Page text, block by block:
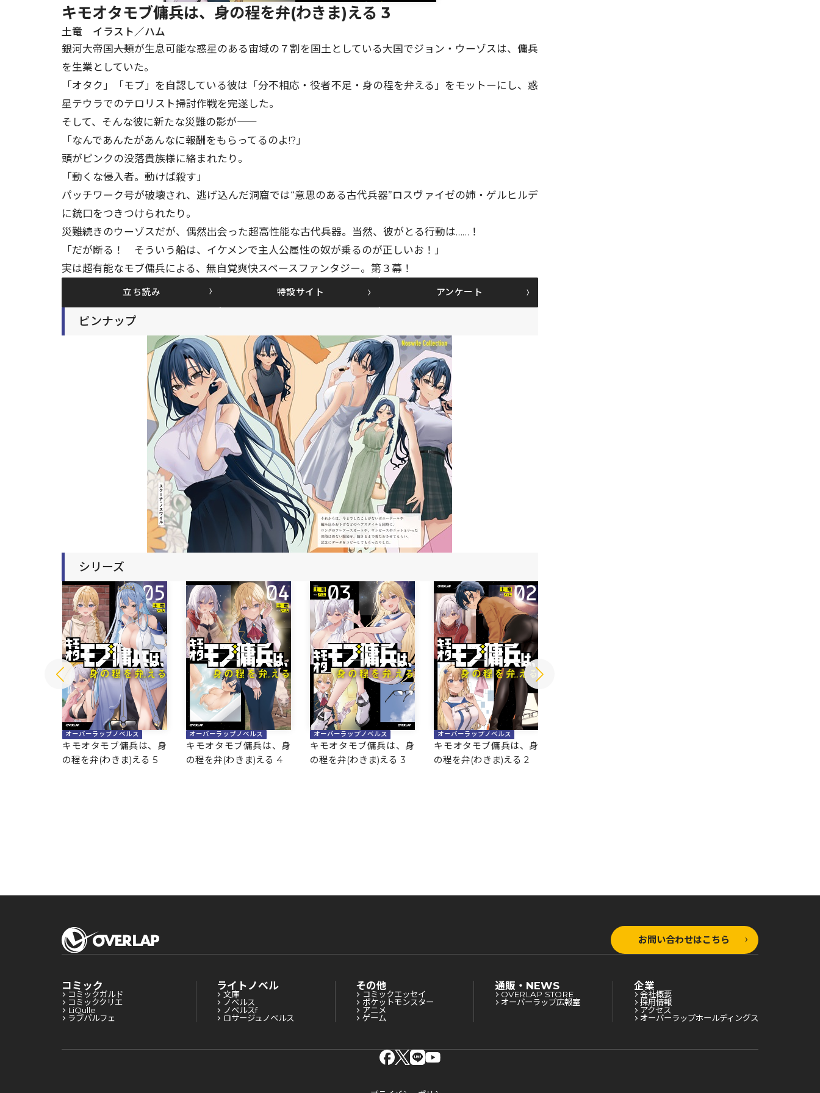
キモオタモブ傭兵は、身の程を弁(わきま)える 3
土竜 イラスト／ハム
銀河大帝国――人類が生息可能な惑星のある宙域の７割を国土としている大国でジョン・ウーゾスは、傭兵
を生業としていた。
「オタク」「モブ」を自認している彼は「分不相応・役者不足・身の程を弁える」をモットーにし、惑
星テウラでのテロリスト掃討作戦を完遂した。
そして、そんな彼に新たな災難の影が――
「なんであんたがあんなに報酬をもらってるのよ!?」
頭がピンクの没落貴族様に絡まれたり。
「動くな侵入者。動けば殺す」
パッチワーク号が破壊され、逃げ込んだ洞窟では“意思のある古代兵器”ロスヴァイゼの姉・ゲルヒルデ
に銃口をつきつけられたり。
災難続きのウーゾスだが、偶然出会った超高性能な古代兵器。当然、彼がとる行動は……！
「だが断る！ そういう船は、イケメンで主人公属性の奴が乗るのが正しいお！」
実は超有能なモブ傭兵による、無自覚爽快スペースファンタジー。第３幕！
立ち読み 特設サイト アンケート
ピンナップ
シリーズ
オーバーラップノベルス
キモオタモブ傭兵は、身
の程を弁(わきま)える 5
オーバーラップノベルス
キモオタモブ傭兵は、身
の程を弁(わきま)える 4
オーバーラップノベルス
キモオタモブ傭兵は、身
の程を弁(わきま)える 3
オーバーラップノベルス
キモオタモブ傭兵は、身
の程を弁(わきま)える 2
お問い合わせはこちら
コミック
コミックガルド
コミッククリエ
LiQulle
ラブパルフェ
ライトノベル
文庫
ノベルス
ノベルスf
ロサージュノベルス
その他
コミックエッセイ
ポケットモンスター
アニメ
ゲーム
通販・NEWS
OVERLAP STORE
オーバーラップ広報室
企業
会社概要
採用情報
アクセス
オーバーラップホールディングス